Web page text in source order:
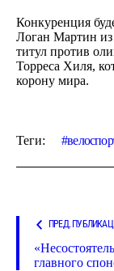
Конкуренция
Логан Мартин из
титул против
Торреса Хиля,
корону мира.
Теги:
ПРЕД.
главного